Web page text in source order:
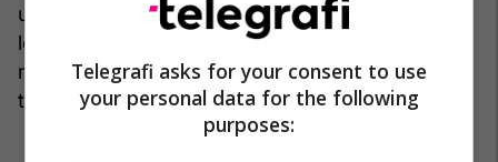
ulëseve të makinës – mbushini me shishe uji ose
lëngje, ushqime të lehta, lodra të preferuara, libra
me figura dhe ‘nevoja’ të tjera pa të cilat fëmijët
tuaj nuk mund të jetojnë.
Telegrafi asks for your consent to use
your personal data for the following
purposes: